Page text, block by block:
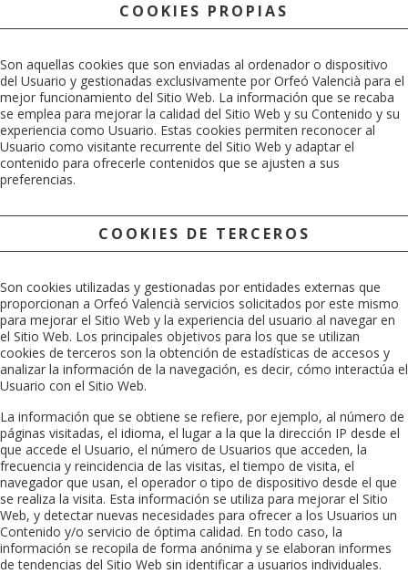
COOKIES PROPIAS
Son aquellas cookies que son enviadas al ordenador o dispositivo
del Usuario y gestionadas exclusivamente por Orfeó Valencià para el
mejor funcionamiento del Sitio Web. La información que se recaba
se emplea para mejorar la calidad del Sitio Web y su Contenido y su
experiencia como Usuario. Estas cookies permiten reconocer al
Usuario como visitante recurrente del Sitio Web y adaptar el
contenido para ofrecerle contenidos que se ajusten a sus
preferencias.
COOKIES DE TERCEROS
Son cookies utilizadas y gestionadas por entidades externas que
proporcionan a Orfeó Valencià servicios solicitados por este mismo
para mejorar el Sitio Web y la experiencia del usuario al navegar en
el Sitio Web. Los principales objetivos para los que se utilizan
cookies de terceros son la obtención de estadísticas de accesos y
analizar la información de la navegación, es decir, cómo interactúa el
Usuario con el Sitio Web.
La información que se obtiene se refiere, por ejemplo, al número de
páginas visitadas, el idioma, el lugar a la que la dirección IP desde el
que accede el Usuario, el número de Usuarios que acceden, la
frecuencia y reincidencia de las visitas, el tiempo de visita, el
navegador que usan, el operador o tipo de dispositivo desde el que
se realiza la visita. Esta información se utiliza para mejorar el Sitio
Web, y detectar nuevas necesidades para ofrecer a los Usuarios un
Contenido y/o servicio de óptima calidad. En todo caso, la
información se recopila de forma anónima y se elaboran informes
de tendencias del Sitio Web sin identificar a usuarios individuales.